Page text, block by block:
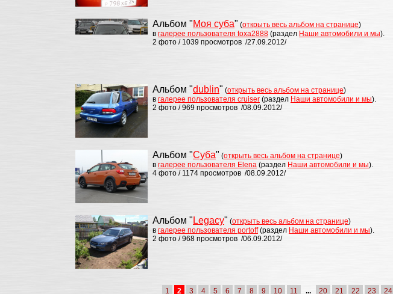
Альбом "Моя суба" (открыть весь альбом на странице)
в галерее пользователя toxa2888 (раздел Наши автомобили и мы).
2 фото / 1039 просмотров /27.09.2012/
Альбом "dublin" (открыть весь альбом на странице)
в галерее пользователя cruiser (раздел Наши автомобили и мы).
2 фото / 969 просмотров /08.09.2012/
Альбом "Суба" (открыть весь альбом на странице)
в галерее пользователя Elena (раздел Наши автомобили и мы).
4 фото / 1174 просмотров /08.09.2012/
Альбом " Legacy" (открыть весь альбом на странице)
в галерее пользователя portoff(раздел Наши автомобили и мы).
2 фото / 968 просмотров /06.09.2012/
1 2 3 4 5 6 7 8 9 10 11 ... 20 21 22 23 24